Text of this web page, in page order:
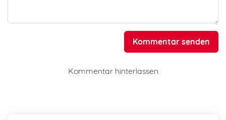
Kommentar senden
Kommentar hinterlassen